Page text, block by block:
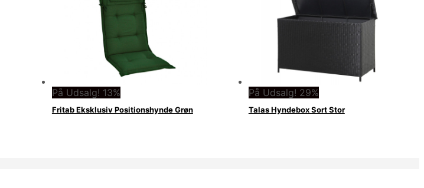
På Udsalg! 13%
Fritab Eksklusiv Positionshynde Grøn
På Udsalg! 29%
Talas Hyndebox Sort Stor